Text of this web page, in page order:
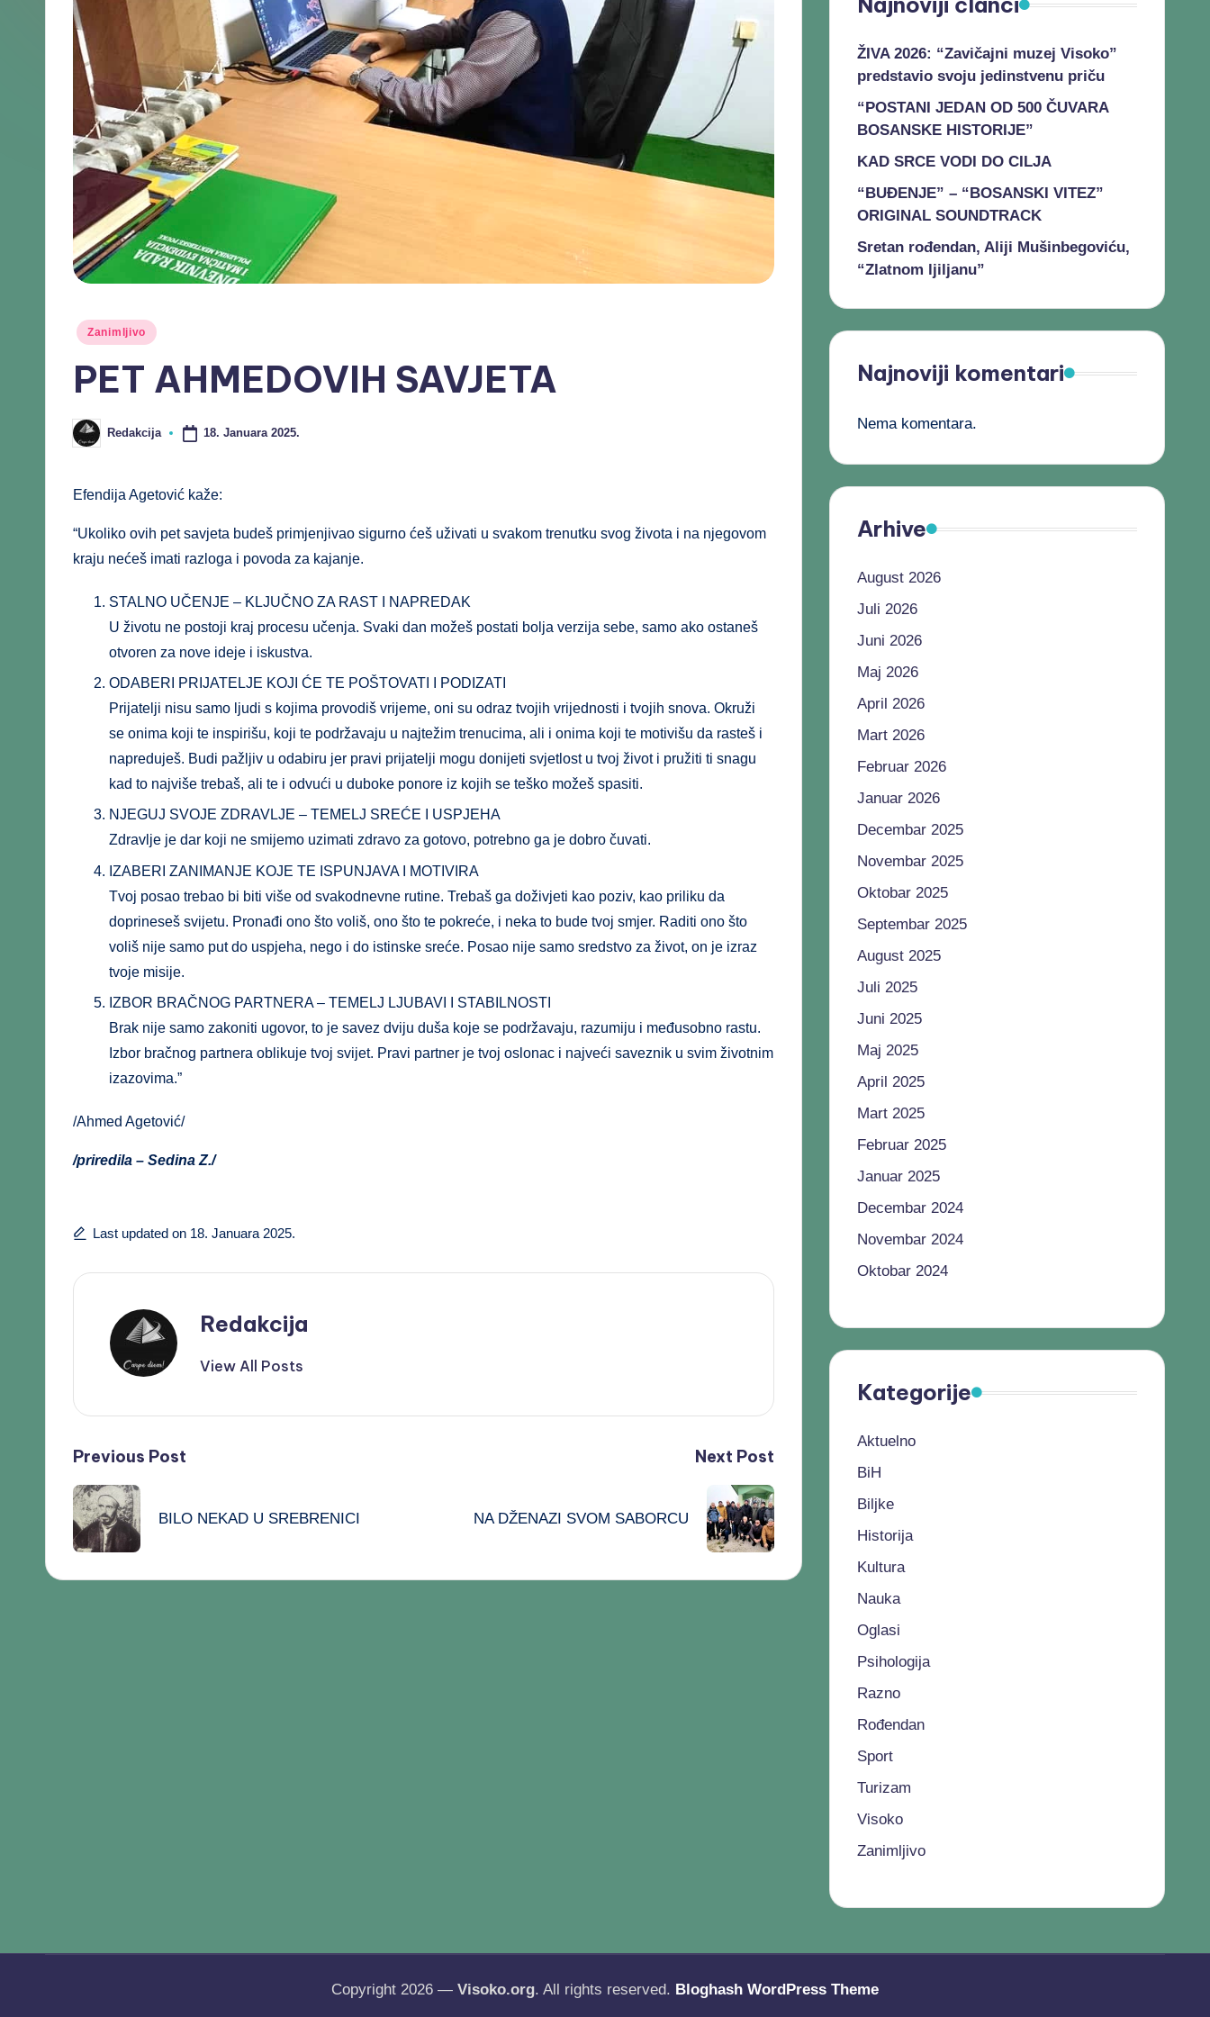
Zanimljivo
PET AHMEDOVIH SAVJETA
Redakcija 18. Januara 2025.
Efendija Agetović kaže:
“Ukoliko ovih pet savjeta budeš primjenjivao sigurno ćeš uživati u svakom trenutku svog života i na njegovom
kraju nećeš imati razloga i povoda za kajanje.
STALNO UČENJE – KLJUČNO ZA RAST I NAPREDAK
U životu ne postoji kraj procesu učenja. Svaki dan možeš postati bolja verzija sebe, samo ako ostaneš
otvoren za nove ideje i iskustva.
ODABERI PRIJATELJE KOJI ĆE TE POŠTOVATI I PODIZATI
Prijatelji nisu samo ljudi s kojima provodiš vrijeme, oni su odraz tvojih vrijednosti i tvojih snova. Okruži
se onima koji te inspirišu, koji te podržavaju u najtežim trenucima, ali i onima koji te motivišu da rasteš i
napreduješ. Budi pažljiv u odabiru jer pravi prijatelji mogu donijeti svjetlost u tvoj život i pružiti ti snagu
kad to najviše trebaš, ali te i odvući u duboke ponore iz kojih se teško možeš spasiti.
NJEGUJ SVOJE ZDRAVLJE – TEMELJ SREĆE I USPJEHA
Zdravlje je dar koji ne smijemo uzimati zdravo za gotovo, potrebno ga je dobro čuvati.
IZABERI ZANIMANJE KOJE TE ISPUNJAVA I MOTIVIRA
Tvoj posao trebao bi biti više od svakodnevne rutine. Trebaš ga doživjeti kao poziv, kao priliku da
doprineseš svijetu. Pronađi ono što voliš, ono što te pokreće, i neka to bude tvoj smjer. Raditi ono što
voliš nije samo put do uspjeha, nego i do istinske sreće. Posao nije samo sredstvo za život, on je izraz
tvoje misije.
IZBOR BRAČNOG PARTNERA – TEMELJ LJUBAVI I STABILNOSTI
Brak nije samo zakoniti ugovor, to je savez dviju duša koje se podržavaju, razumiju i međusobno rastu.
Izbor bračnog partnera oblikuje tvoj svijet. Pravi partner je tvoj oslonac i najveći saveznik u svim životnim
izazovima.”
/Ahmed Agetović/
/priredila – Sedina Z./
Last updated on 18. Januara 2025.
Redakcija
View All Posts
Previous Post
BILO NEKAD U SREBRENICI
Next Post
NA DŽENAZI SVOM SABORCU
ŽIVA 2026: “Zavičajni muzej Visoko”
predstavio svoju jedinstvenu priču
“POSTANI JEDAN OD 500 ČUVARA
BOSANSKE HISTORIJE”
KAD SRCE VODI DO CILJA
“BUĐENJE” – “BOSANSKI VITEZ”
ORIGINAL SOUNDTRACK
Sretan rođendan, Aliji Mušinbegoviću,
“Zlatnom ljiljanu”
Najnoviji komentari
Nema komentara.
Arhive
August 2026
Juli 2026
Juni 2026
Maj 2026
April 2026
Mart 2026
Februar 2026
Januar 2026
Decembar 2025
Novembar 2025
Oktobar 2025
Septembar 2025
August 2025
Juli 2025
Juni 2025
Maj 2025
April 2025
Mart 2025
Februar 2025
Januar 2025
Decembar 2024
Novembar 2024
Oktobar 2024
Kategorije
Aktuelno
BiH
Biljke
Historija
Kultura
Nauka
Oglasi
Psihologija
Razno
Rođendan
Sport
Turizam
Visoko
Zanimljivo
Copyright 2026 — Visoko.org. All rights reserved. Bloghash WordPress Theme